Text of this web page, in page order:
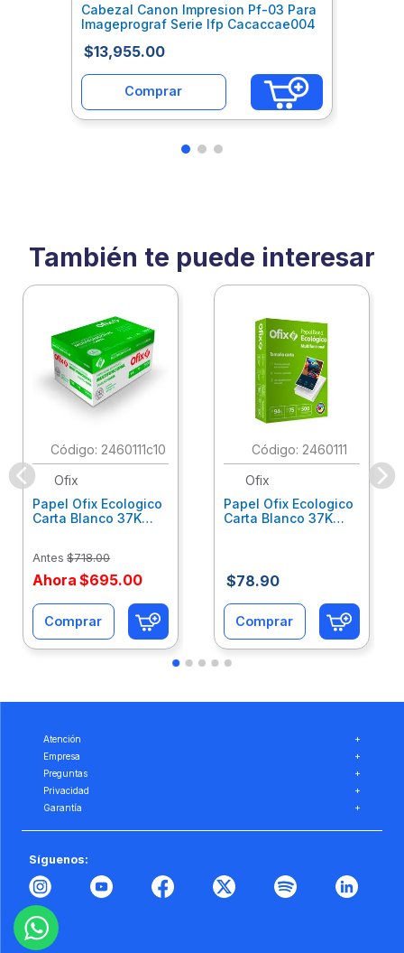
Cabezal Canon Impresion Pf-03 Para
Imageprograf Serie Ifp Cacaccae004
$13,955.00
Comprar
También te puede interesar
: 2460111c10
Ofix
Papel Ofix Ecologico
Carta Blanco 37K
Antes $718.00
Ahora $695.00
Comprar
: 2460111
Ofix
Papel Ofix Ecologico
Carta Blanco 37K
$78.90
Comprar
Atención
+
Empresa
+
Preguntas
+
Privacidad
+
Garantía
+
Síguenos: